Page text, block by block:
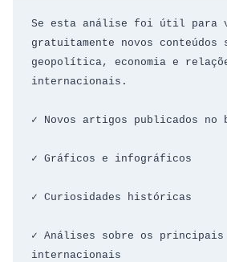
Se esta análise foi útil para
gratuitamente novos conteúdos
geopolítica, economia e
internacionais.
✓ Novos artigos publicados no
✓ Gráficos e infográficos
✓ Curiosidades históricas
✓ Análises sobre os principais
internacionais